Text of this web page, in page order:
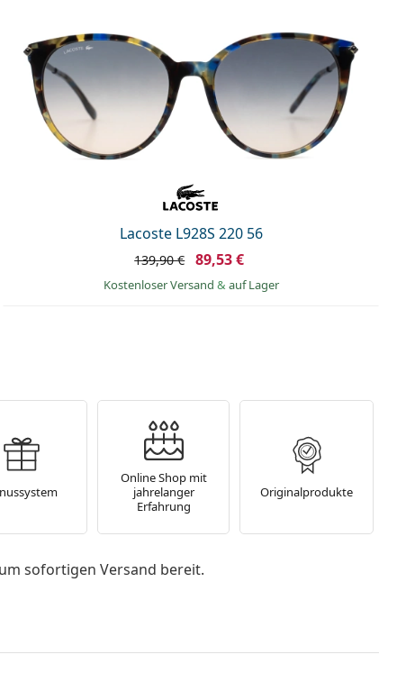
Lacoste L928S 220 56
139,90 € 89,53 €
Kostenloser Versand & auf Lager
Online Shop mit
jahrelanger
Erfahrung
Originalprodukte
sofortigen Versand bereit.